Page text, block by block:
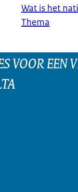
Wat is het
Thema
VOOR EEN